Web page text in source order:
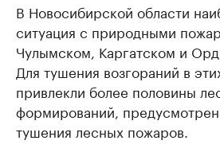
В Новосибирской области
ситуация с природными
Чулымском, Каргатском и
Для тушения возгораний в
привлекли более половины
формирований,
тушения лесных пожаров.